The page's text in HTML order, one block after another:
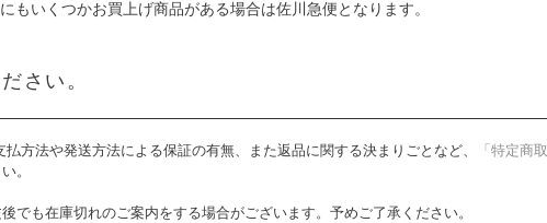
いくつかお買上げ商品がある場合は佐川急便となります。
さい。
方法や発送方法による保証の有無、また返品に関する決まりごとなど、
「特定商
。
も在庫切れのご案内をする場合がございます。予めご了承ください。